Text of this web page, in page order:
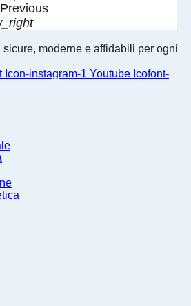
Previous
moderne e affidabili per ogni
Icon-instagram-1 Youtube Icofont-